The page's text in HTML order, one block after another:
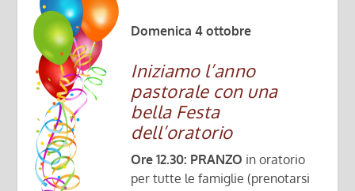
Domenica 4 ottobre
Iniziamo l’anno
pastorale con una
bella Festa
dell’oratorio
Ore 12.30: PRANZO in oratorio
per tutte le famiglie (prenotarsi